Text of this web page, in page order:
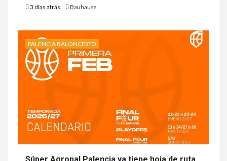
3 días atrás Bauhauss
PALENCIA BALONCESTO